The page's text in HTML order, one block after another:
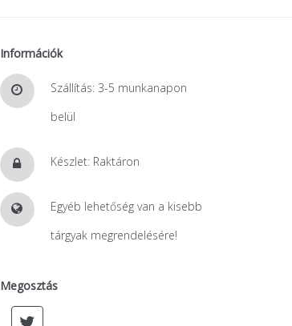
Információk
Szállítás: 3-5 munkanapon
belül
Készlet: Raktáron
Egyéb lehetőség van a kisebb
tárgyak megrendelésére!
Megosztás